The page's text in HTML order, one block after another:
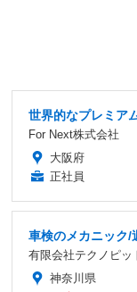
世界的なプレミア
For Next株式会社
大阪府
正社員
車検のメカニック/
有限会社テクノピッ
神奈川県